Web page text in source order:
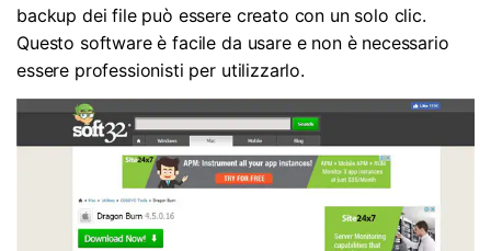
backup dei file può essere creato con un solo clic.
Questo software è facile da usare e non è necessario
essere professionisti per utilizzarlo.